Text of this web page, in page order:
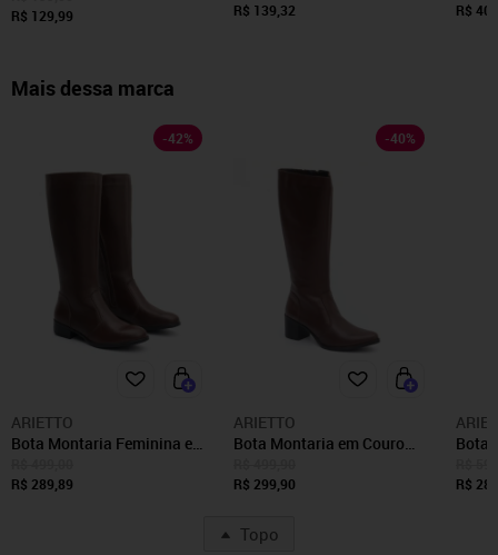
R$ 129,99
Ziper Bico Quadrado Salto
R$ 139,32
R$
Mais dessa marca
-42%
ARIETTO
Bota Montaria Feminina em
Arietto
R$ 289,89
-40%
ARIETTO
Bota Montaria em Couro
Fino
R$ 299,90
Bota
R$
Topo